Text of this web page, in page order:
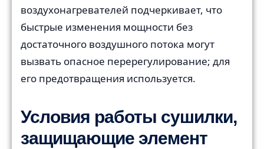
воздухонагревателей подчеркивает, что
быстрые изменения мощности без
достаточного воздушного потока могут
вызвать опасное перерегулирование; для
его предотвращения используется.
Условия работы сушилки,
защищающие элемент